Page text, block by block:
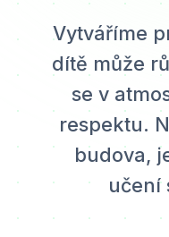
Vytváříme
dítě může
se v
respektu.
budova,
učení